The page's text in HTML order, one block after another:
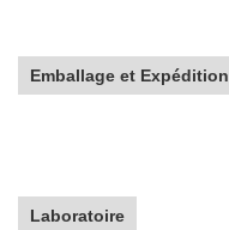
Emballage et Expédition
Laboratoire